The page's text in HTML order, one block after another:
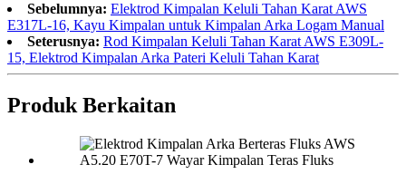
Sebelumnya: Elektrod Kimpalan Keluli Tahan Karat AWS
E317L-16, Kayu Kimpalan untuk Kimpalan Arka Logam Manual
Seterusnya: Rod Kimpalan Keluli Tahan Karat AWS E309L-
15, Elektrod Kimpalan Arka Pateri Keluli Tahan Karat
Produk Berkaitan